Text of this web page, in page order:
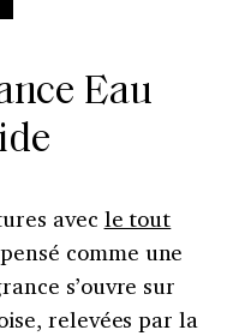
Eau
avec le tout
comme une
s’ouvre sur
relevées par la